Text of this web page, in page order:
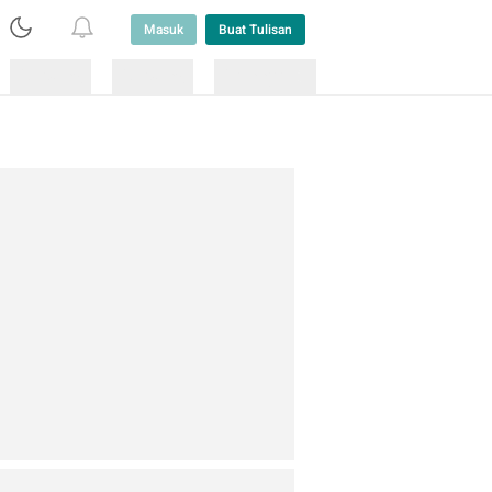
Masuk Buat Tulisan